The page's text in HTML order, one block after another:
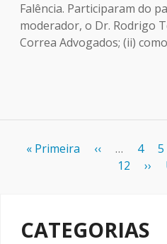
Falência. Participaram do
moderador, o Dr. Rodrigo
Correa Advogados; (ii)
Paginação
Primeira
« Primeira
Página
anterior
‹‹ … Page
4 5
12
››
CATEGORIAS